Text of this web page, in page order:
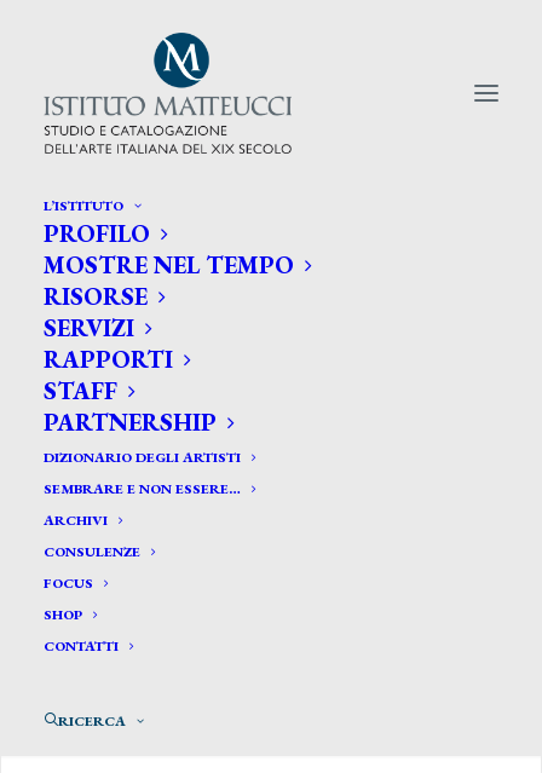
L’ISTITUTO
PROFILO
MOSTRE NEL TEMPO
RISORSE
SERVIZI
RAPPORTI
STAFF
PARTNERSHIP
DIZIONARIO DEGLI ARTISTI
SEMBRARE E NON ESSERE…
ARCHIVI
CONSULENZE
FOCUS
SHOP
CONTATTI
RICERCA
CERCA TRA GLI ARTISTI:
Search
for: